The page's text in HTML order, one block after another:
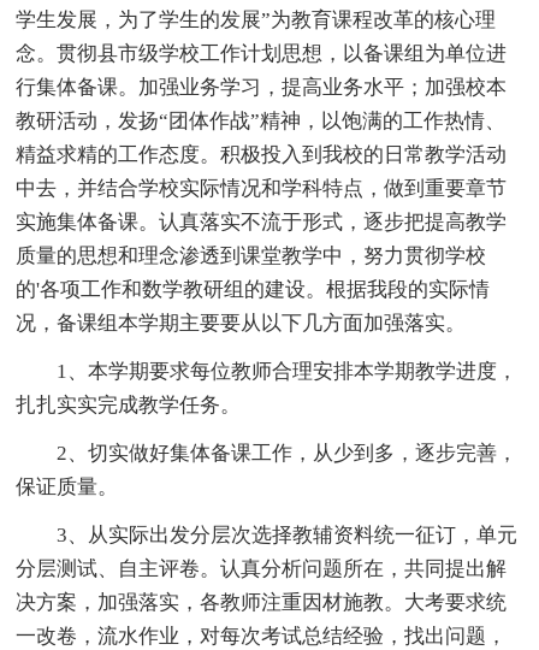
学生发展，为了学生的发展”为教育课程改革的核心理
念。贯彻县市级学校工作计划思想，以备课组为单位进
行集体备课。加强业务学习，提高业务水平；加强校本
教研活动，发扬“团体作战”精神，以饱满的工作热情、
精益求精的工作态度。积极投入到我校的日常教学活动
中去，并结合学校实际情况和学科特点，做到重要章节
实施集体备课。认真落实不流于形式，逐步把提高教学
质量的思想和理念渗透到课堂教学中，努力贯彻学校
的'各项工作和数学教研组的建设。根据我段的实际情
况，备课组本学期主要要从以下几方面加强落实。
1、本学期要求每位教师合理安排本学期教学进度，
扎扎实实完成教学任务。
2、切实做好集体备课工作，从少到多，逐步完善，
保证质量。
3、从实际出发分层次选择教辅资料统一征订，单元
分层测试、自主评卷。认真分析问题所在，共同提出解
决方案，加强落实，各教师注重因材施教。大考要求统
一改卷，流水作业，对每次考试总结经验，找出问题，